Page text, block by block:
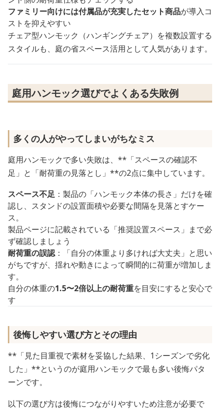
ファミリー向けには付属品が充実したセット商品が導入コ
ストを抑えやすい
チェア型ハンモック（ハンギングチェア）を複数設置する
スタイルも、庭の省スペース活用として人気があります。
庭用ハンモック選びでよくある失敗例
多くの人がやってしまいがちなミス
庭用ハンモックで多い失敗は、**「スペースの確認不
足」と「耐荷重の見落とし」**の2点に集中しています。
スペース不足 ：製品の「ハンモック本体の長さ」だけを確
認し、スタンドの設置面積や必要な間隔を見落とすケー
ス。
製品ページに記載されている「推奨設置スペース」まで必
ず確認しましょう
耐荷重の誤認：「自分の体重より多ければ大丈夫」と思い
がちですが、揺れや動きによって瞬間的に荷重が増加しま
す。
自分の体重の1.5〜2倍以上の耐荷重を目安にすると安心で
す
後悔しやすい選び方とその理由
**「見た目重視で素材を妥協した結果、1シーズンで劣化
した」**というのが庭用ハンモックで最も多い後悔パタ
ーンです。
以下の選び方は後悔につながりやすいため注意が必要で